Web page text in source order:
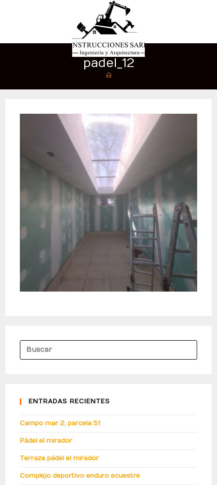
padel_12
ENTRADAS RECIENTES
Campo mar 2, parcela 51
Pádel el mirador
Terraza pádel el mirador
Complejo deportivo enduro ecuestre